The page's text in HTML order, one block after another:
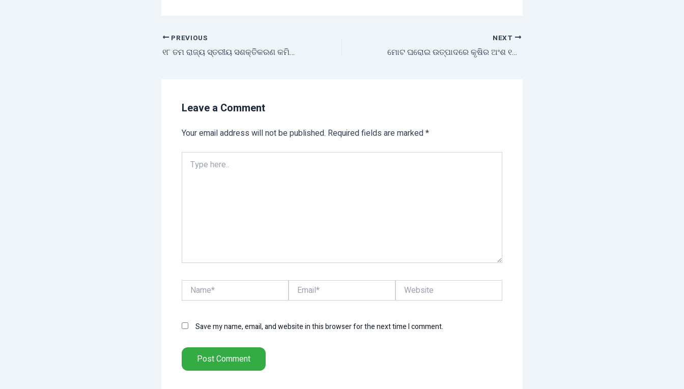
PREVIOUS
୧୮ ତମ ରାଜ୍ୟ ସ୍ତରୀୟ ସଶକ୍ତିକରଣ କମିଟି ବୈଠକ ଅନୁଷ୍ଠିତ
NEXT
ମୋଟ ଘରୋଇ ଉତ୍ପାଦରେ କୃଷିର ଅଂଶ ୧୫% କୁ ହ୍ରାସ ପାଇଛି – ଅର୍ଜୁନ ମୁଣ୍ଡା
Leave a Comment
Your email address will not be published. Required fields are marked*
here..
Name* Email* Website
Save my name, email, and website in this browser for the next time I comment.